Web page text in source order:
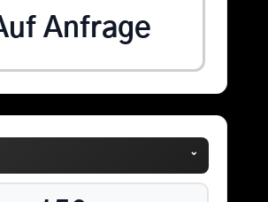
Anfrage
⌄